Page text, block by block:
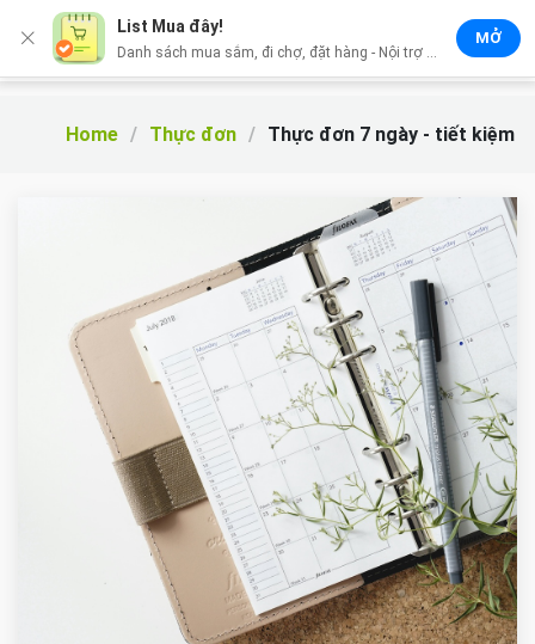
List Mua đây!
MỞ
List Mua đây
Home Thực đơn Thực đơn 7 ngày - tiết kiệm